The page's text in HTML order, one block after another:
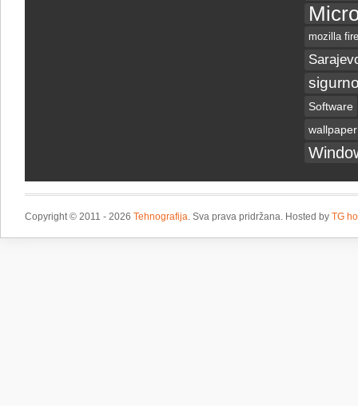
mozilla
Software
wallpaper
Copyright © 2011 - 2026 Tehnografija. Sva prava pridržana. Hosted by TG